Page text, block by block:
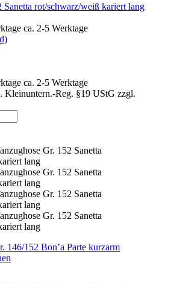
Sanetta rot/schwarz/weiß kariert lang
ca. 2-5 Werktage
ca. 2-5 Werktage
Kleinuntern.-Reg. §19 UStG zzgl.